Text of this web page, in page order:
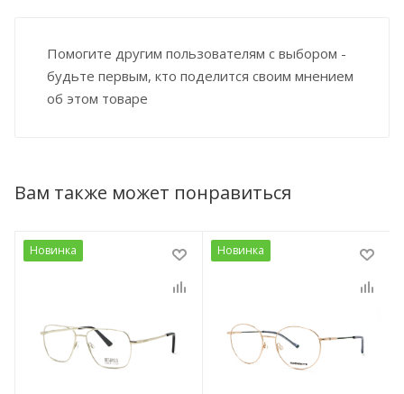
Помогите другим пользователям с выбором -
будьте первым, кто поделится своим мнением
об этом товаре
Вам также может понравиться
Новинка Новинка